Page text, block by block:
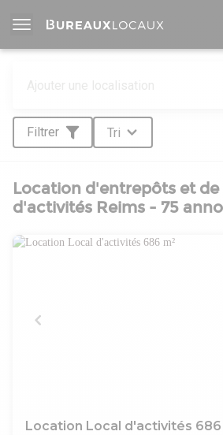
Filtrer Tri
Location d'entrepôts et de
d'activités Reims - 75
Location Local d'activités 686